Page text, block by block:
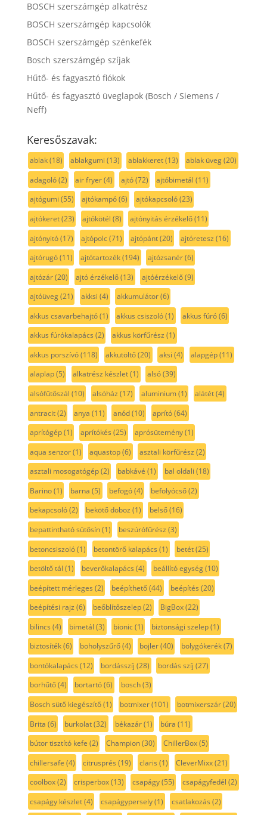
BOSCH szerszámgép alkatrész
BOSCH szerszámgép kapcsolók
BOSCH szerszámgép szénkefék
Bosch szerszámgép szíjak
Hűtő- és fagyasztó fiókok
Hűtő- és fagyasztó üveglapok (Bosch / Siemens /
Neff)
Keresőszavak:
ablak(18) ablakgumi (13) ablakkeret(13) ablak üveg(20)
adagoló(2) air fryer(4) ajtó(72) ajtóbimetál (11)
ajtógumi (55) ajtókampó(6) ajtókapcsoló(23)
ajtókeret(23) ajtókötél (8) ajtónyitás érzékelő(11)
ajtónyitó(17) ajtópolc(71) ajtópánt(20) ajtóretesz (16)
ajtórugó(11) ajtótartozék(194) ajtózsanér(6)
ajtózár(20) ajtó érzékelő(13) ajtóérzékelő(9)
ajtóüveg(21) akksi (4) akkumulátor(6)
akkus csavarbehajtó(1) akkus csiszoló(1) akkus fúró(6)
akkus fúrókalapács (2) akkus körfűrész (1)
akkus porszívó(118) akkutöltő(20) aksi (4) alapgép(11)
alaplap(5) alkatrész készlet(1) alsó(39)
alsófűtőszál (10) alsóház (17) aluminium(1) alátét(4)
antracit(2) anya (11) anód(10) aprító(64)
aprítógép(1) aprítókés (25) aprósütemény(1)
aqua senzor(1) aquastop(6) asztali körfűrész (2)
asztali mosogatógép(2) babkávé (1) bal oldali (18)
Barino(1) barna (5) befogó(4) befolyócső(2)
bekapcsoló(2) bekötő doboz (1) belső(16)
bepattintható sütősín(1) beszúrófűrész (3)
betoncsiszoló(1) betontörő kalapács (1) betét(25)
betöltő tál (1) beverőkalapács (4) beállító egység(10)
beépített mérleges (2) beépíthető(44) beépítés (20)
beépítési rajz (6) beőblítőszelep(2) BigBox(22)
bilincs (4) bimetál (3) bionic(1) biztonsági szelep(1)
biztosíték(6) boholyszűrő(4) bojler(40) bolygókerék(7)
bontókalapács (12) bordásszíj (28) bordás szíj (27)
borhűtő(4) bortartó(6) bosch(3)
Bosch sütő kiegészítő(1) botmixer(101) botmixerszár(20)
Brita (6) burkolat(32) békazár(1) búra (11)
bútor tisztító kefe (2) Champion(30) ChillerBox(5)
chillersafe (4) citrusprés (19) claris (1) CleverMixx(21)
coolbox(2) crisperbox(13) csapágy(55) csapágyfedél (2)
csapágy készlet(4) csapágypersely(1) csatlakozás (2)